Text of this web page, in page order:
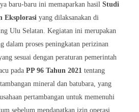
baru-baru ini memaparkan hasil Studi
Eksplorasi yang dilaksanakan di
Ulu Selatan. Kegiatan ini merupakan
dalam proses peningkatan perizinan
sesuai dengan peraturan pemerintah
pada PP 96 Tahun 2021 tentang
mineral dan batubara, yang
pertambangan untuk memenuhi
sebelum mendapatkan izin operasi